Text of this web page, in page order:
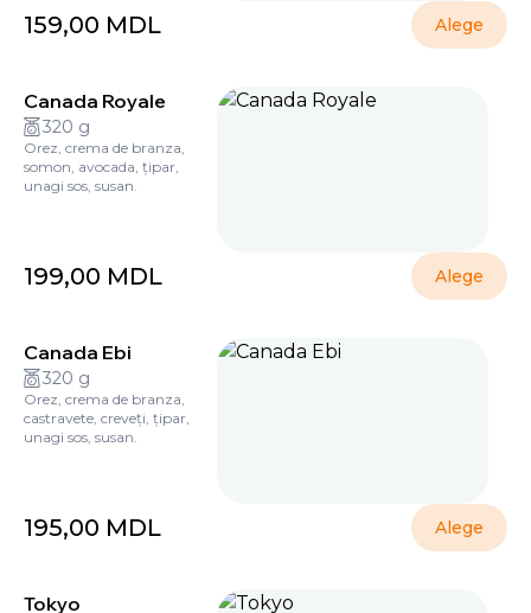
159,00 MDL Alege
Canada Royale
320 g
Orez, crema de branza,
somon, avocada, țipar,
unagi sos, susan.
199,00 MDL Alege
Canada Ebi
320 g
Orez, crema de branza,
castravete, creveți, țipar,
unagi sos, susan.
195,00 MDL Alege
Tokyo